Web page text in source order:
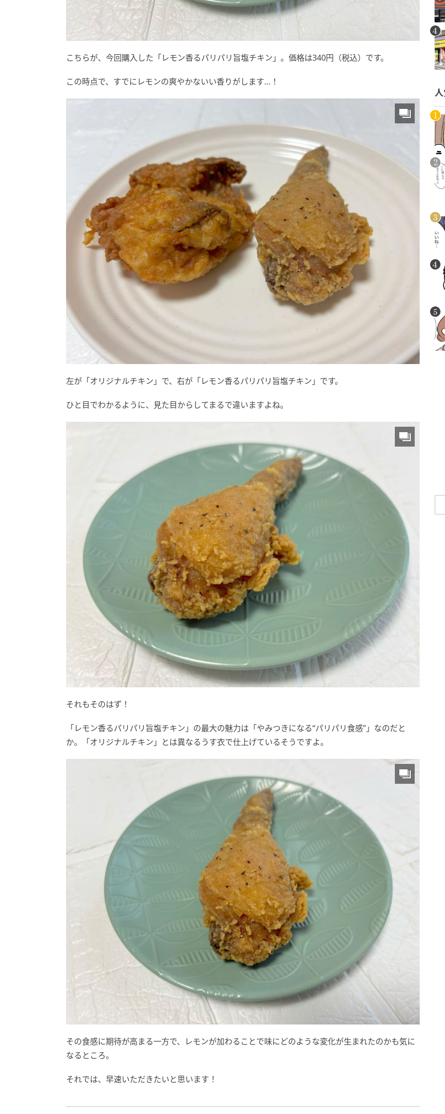
こちらが、今回購入した「レモン香るパリパリ旨塩チキン」。価格は340円（税込）です。
この時点で、すでにレモンの爽やかないい香りがします…！
左が「オリジナルチキン」で、右が「レモン香るパリパリ旨塩チキン」です。
ひと目でわかるように、見た目からしてまるで違いますよね。
それもそのはず！
「レモン香るパリパリ旨塩チキン」の最大の魅力は「やみつきになる“パリパリ食感”」なのだと
か。「オリジナルチキン」とは異なるうす衣で仕上げているそうですよ。
その食感に期待が高まる一方で、レモンが加わることで味にどのような変化が生まれたのかも気に
なるところ。
それでは、早速いただきたいと思います！